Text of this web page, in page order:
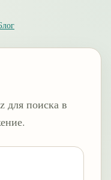
для поиска в